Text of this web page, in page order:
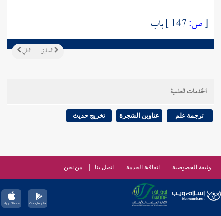
[ص: باب
التالي السابق
الخدمات العلمية
ترجمة علم عناوين الشجرة تخريج حديث
وثيقة الخصوصية اتفاقية الخدمة اتصل بنا من نحن